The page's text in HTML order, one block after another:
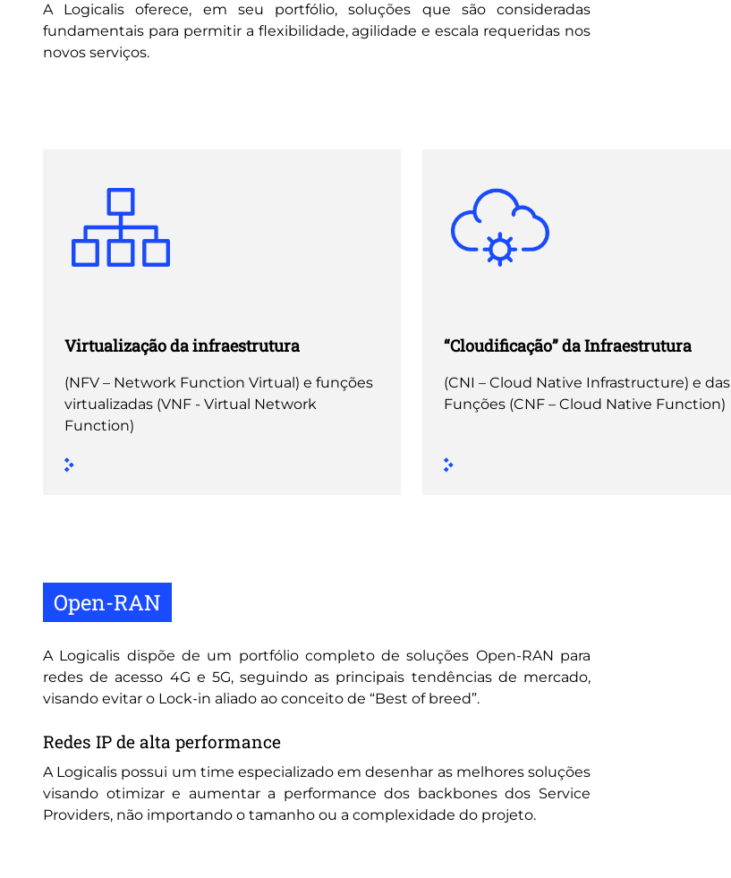
A Logicalis oferece, em seu portfólio, soluções que são consideradas
fundamentais para permitir a flexibilidade, agilidade e escala requeridas nos
novos serviços.
Virtualização da infraestrutura
(NFV – Network Function Virtual) e funções
virtualizadas (VNF - Virtual Network
Function)
“Cloudificação” da Infraestrutura
(CNI – Cloud Native Infrastructure) e das
Funções (CNF – Cloud Native Function)
Open-RAN
A Logicalis dispõe de um portfólio completo de soluções Open-RAN para
redes de acesso 4G e 5G, seguindo as principais tendências de mercado,
visando evitar o Lock-in aliado ao conceito de “Best of breed”.
Redes IP de alta performance
A Logicalis possui um time especializado em desenhar as melhores soluções
visando otimizar e aumentar a performance dos backbones dos Service
Providers, não importando o tamanho ou a complexidade do projeto.